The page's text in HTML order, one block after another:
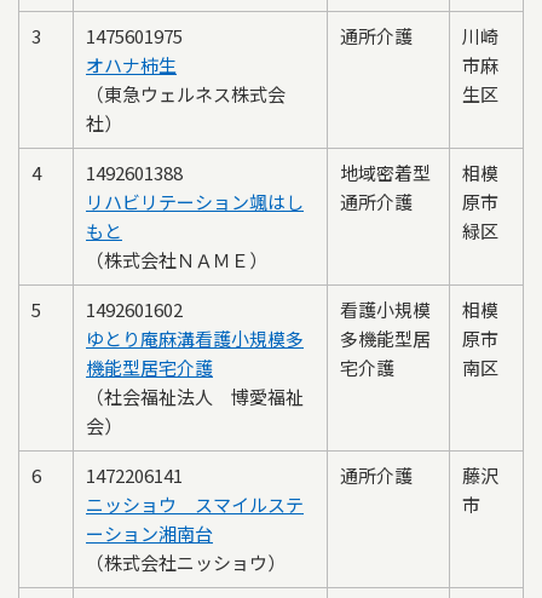
3
1475601975
オハナ柿生
（東急ウェルネス株式会
社）
通所介護
川崎
市麻
生区
4
1492601388
リハビリテーション颯はし
もと
（株式会社ＮＡＭＥ）
地域密着型
通所介護
相模
原市
緑区
5
1492601602
ゆとり庵麻溝看護小規模多
機能型居宅介護
（社会福祉法人 博愛福祉
会）
看護小規模
多機能型居
宅介護
相模
原市
南区
6
1472206141
ニッショウ スマイルステ
ーション湘南台
（株式会社ニッショウ）
通所介護
藤沢
市